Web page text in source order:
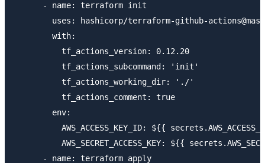
      - name: terraform init
uses: hashicorp/terraform-github-
        with:
          tf_actions_version: 0.12.20
          tf_actions_subcommand: 'init'
          tf_actions_working_dir: './'
          tf_actions_comment: true
        env:
AWS_ACCESS_KEY_ID: ${{
AWS_SECRET_ACCESS_KEY: ${{
      - name: terraform apply